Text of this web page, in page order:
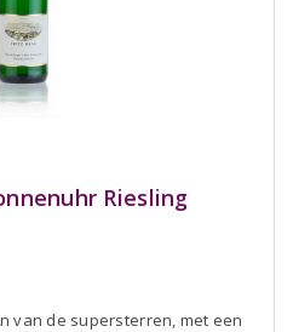
Riesling
van de supersterren, met een